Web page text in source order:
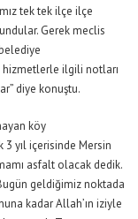
tek tek ilçe ilçe
Gerek meclis
hizmetlerle ilgili notları
diye konuştu.
köy
yıl içerisinde Mersin
asfalt olacak dedik.
geldiğimiz noktada
kadar Allah’ın iziyle